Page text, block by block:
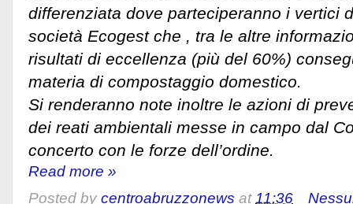
differenziata dove parteciperanno i vertici
società Ecogest che , tra le altre
risultati di eccellenza (più del 60%)
materia di compostaggio domestico.
Si renderanno note inoltre le azioni di
dei reati ambientali messe in campo dal
concerto con le forze dell’ordine.
Read more »
Posted by centroabruzzonews at11:36